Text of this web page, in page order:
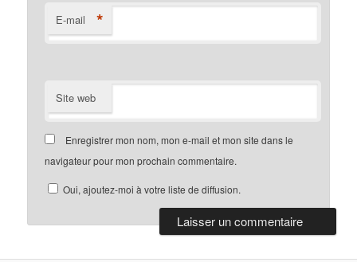
E-mail *
Site web
Enregistrer mon nom, mon e-mail et mon site dans le
navigateur pour mon prochain commentaire.
Oui, ajoutez-moi à votre liste de diffusion.